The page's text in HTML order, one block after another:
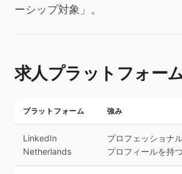
ーシップ対象」。
求人プラットフォー
プラットフォーム 強み
LinkedIn
Netherlands
プロフェッショナ
プロフィールを持つ